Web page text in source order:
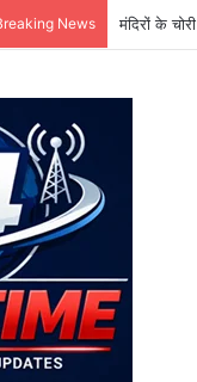
News मंदिरों के